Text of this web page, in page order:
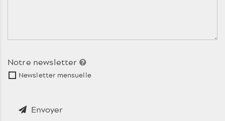
Notre newsletter
Newsletter mensuelle
Envoyer